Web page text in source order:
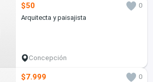
$50
0
Arquitecta y paisajista
Concepción
$7.999
0